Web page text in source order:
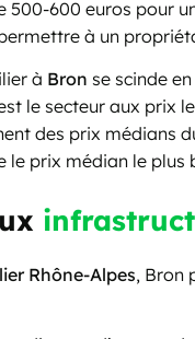
600 euros pour
à un
à Bron se scinde
le secteur aux prix
des prix médians
prix médian le plus
Rhône-Alpes, Bron